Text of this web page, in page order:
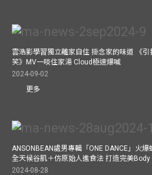
雲浩影學習獨立離家自住 掛念家的味道 《引
笑》MV一啖住家湯 Cloud極速爆喊
2024-09-02
更多
ANSONBEAN處男專輯「ONE DANCE」火爆
全天候谷肌＋仿原始人進食法 打造完美Body
2024-08-28